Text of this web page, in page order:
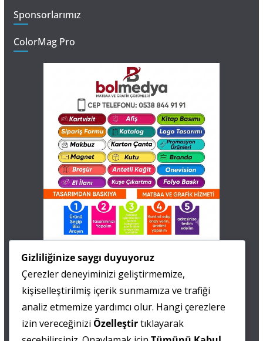
Sponsorlarımız
ColorMag Pro
0 505 677 40 87
Fatma MARMARA
0 538 844 90 90
Gizliliğinize saygı duyuyoruz
Çerezler deneyiminizi geliştirmemize,
kişiselleştirilmiş içerik sunmamıza ve trafiği
analiz etmemize yardımcı olur. Hangi çerezlere
izin vereceğinizi Özelleştirtıklayarak